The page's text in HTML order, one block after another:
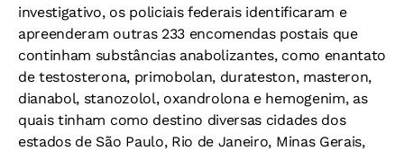
investigativo, os policiais federais identificaram e
apreenderam outras 233 encomendas postais que
continham substâncias anabolizantes, como enantato
de testosterona, primobolan, durateston, masteron,
dianabol, stanozolol, oxandrolona e hemogenim, as
quais tinham como destino diversas cidades dos
estados de São Paulo, Rio de Janeiro, Minas Gerais,